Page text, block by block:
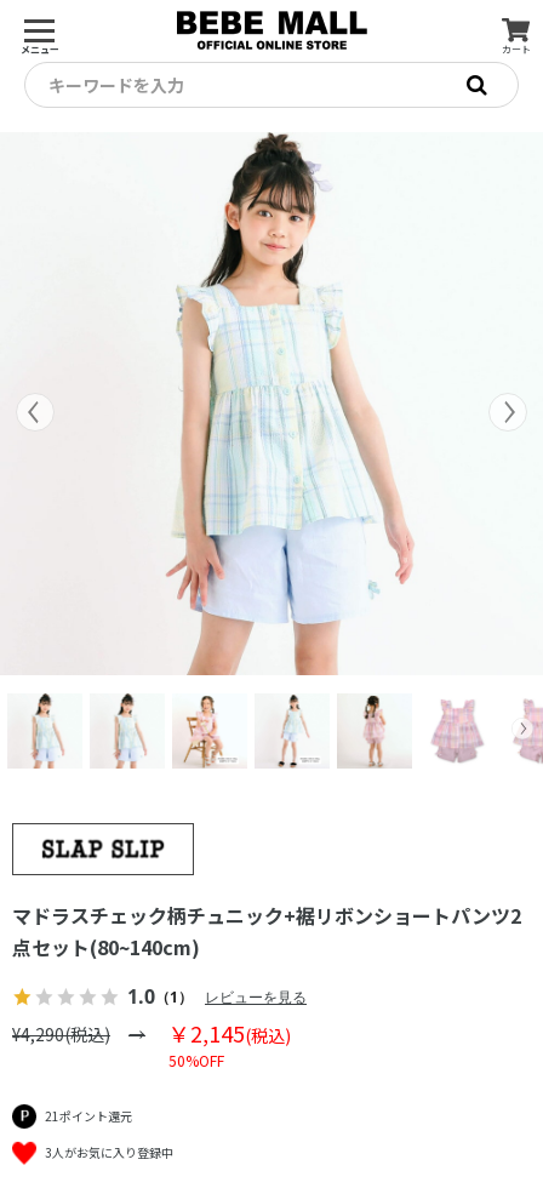
メニュー カート
キーワードを入力
マドラスチェック柄チュニック+裾リボンショートパンツ2
点セット(80~140cm)
1.0 （1） レビューを見る
¥4,290(税込) ￥2,145(税込)
50%OFF
21ポイント還元
3人がお気に入り登録中